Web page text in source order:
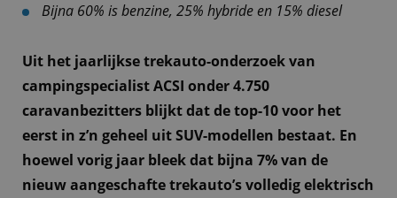
Bijna 60% is benzine, 25% hybride en 15% diesel
Uit het jaarlijkse trekauto-onderzoek van
campingspecialist ACSI onder 4.750
caravanbezitters blijkt dat de top-10 voor het
eerst in z’n geheel uit SUV-modellen bestaat. En
hoewel vorig jaar bleek dat bijna 7% van de
nieuw aangeschafte trekauto’s volledig elektrisch